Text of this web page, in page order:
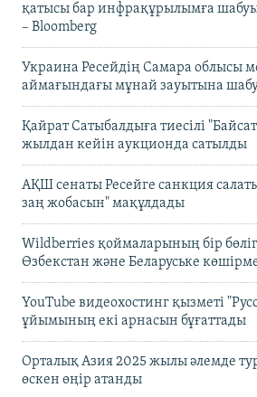
қатысы бар инфрақұрылымға
– Bloomberg
Украина Ресейдің Самара облысы
аймағындағы мұнай зауытына
Қайрат Сатыбалдыға тиесілі
жылдан кейін аукционда сатылды
АҚШ сенаты Ресейге санкция
заң жобасын" мақұлдады
Wildberries қоймаларының бір
Өзбекстан және Беларуське
YouTube видеохостинг қызметі
ұйымының екі арнасын бұғаттады
Орталық Азия 2025 жылы әлемде
өскен өңір атанды